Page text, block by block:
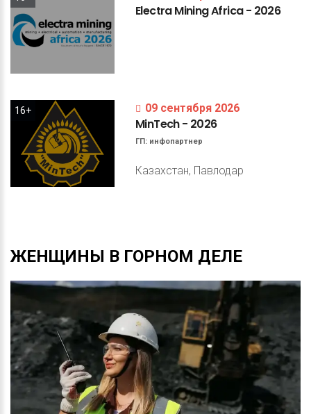
ElectraMiningAfrica- 2026
16+ 09 сентября 2026
MinTech- 2026
ГП: инфопартнер
Казахстан, Павлодар
ЖЕНЩИНЫ В ГОРНОМ ДЕЛЕ